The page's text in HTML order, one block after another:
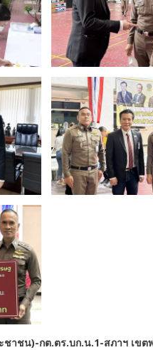
าชน)-กต.ตร.บก.น.1-สภาฯ เขต